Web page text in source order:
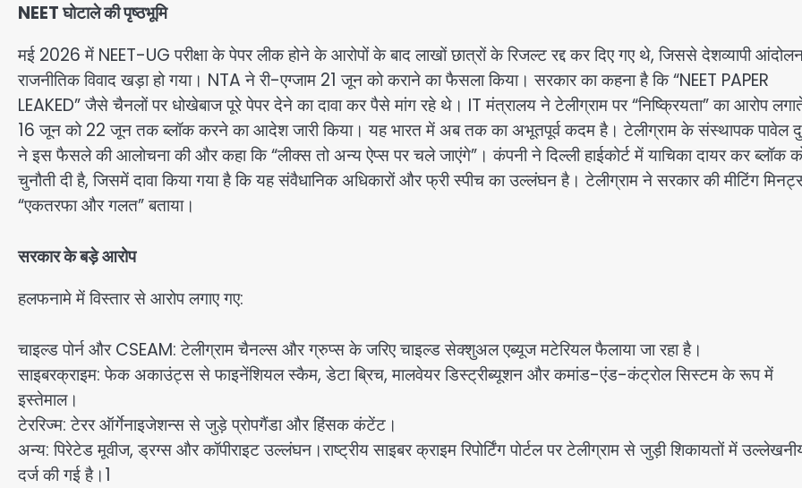
NEET घोटाले की पृष्ठभूमि
मई 2026 में NEET-UG परीक्षा के पेपर लीक होने के आरोपों के बाद लाखों छात्रों के रिजल्ट रद्द कर दिए गए थे, जिससे देशव्यापी
राजनीतिक विवाद खड़ा हो गया। NTA ने री-एग्जाम 21 जून को कराने का फैसला किया। सरकार का कहना है कि “NEET PAPER
LEAKED” जैसे चैनलों पर धोखेबाज पूरे पेपर देने का दावा कर पैसे मांग रहे थे। IT मंत्रालय ने टेलीग्राम पर “निष्क्रियता” का आरोप
16 जून को 22 जून तक ब्लॉक करने का आदेश जारी किया। यह भारत में अब तक का अभूतपूर्व कदम है। टेलीग्राम के संस्थापक पावेल
ने इस फैसले की आलोचना की और कहा कि “लीक्स तो अन्य ऐप्स पर चले जाएंगे”। कंपनी ने दिल्ली हाईकोर्ट में याचिका दायर कर ब्लॉक
चुनौती दी है, जिसमें दावा किया गया है कि यह संवैधानिक अधिकारों और फ्री स्पीच का उल्लंघन है। टेलीग्राम ने सरकार की मीटिंग
“एकतरफा और गलत” बताया।
सरकार के बड़े आरोप
हलफनामे में विस्तार से आरोप लगाए गए:
चाइल्ड पोर्न और CSEAM: टेलीग्राम चैनल्स और ग्रुप्स के जरिए चाइल्ड सेक्शुअल एब्यूज मटेरियल फैलाया जा रहा है।
साइबरक्राइम: फेक अकाउंट्स से फाइनेंशियल स्कैम, डेटा ब्रिच, मालवेयर डिस्ट्रीब्यूशन और कमांड-एंड-कंट्रोल सिस्टम के रूप में
इस्तेमाल।
टेररिज्म: टेरर ऑर्गेनाइजेशन्स से जुड़े प्रोपगैंडा और हिंसक कंटेंट।
अन्य: पिरेटेड मूवीज, ड्रग्स और कॉपीराइट उल्लंघन।राष्ट्रीय साइबर क्राइम रिपोर्टिंग पोर्टल पर टेलीग्राम से जुड़ी शिकायतों में
दर्ज की गई है।1